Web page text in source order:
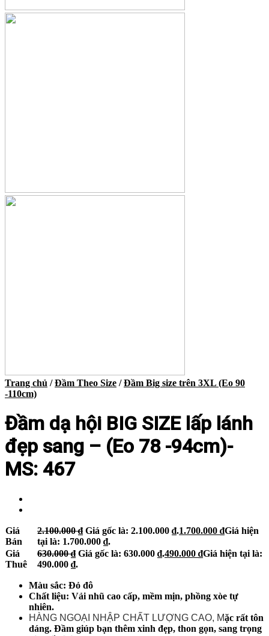
Trang chủ / Đầm Theo Size / Đầm Big size trên 3XL (Eo 90
-110cm)
Đầm dạ hội BIG SIZE lấp lánh
đẹp sang – (Eo 78 -94cm)-
MS: 467
Giá
Bán
2.100.000₫ Giá gốc là: 2.100.000 ₫.1.700.000 ₫Giá hiện
tại là: 1.700.000 ₫.
Giá
Thuê
630.000₫ Giá gốc là: 630.000 ₫.490.000 ₫Giá hiện tại là:
490.000 ₫.
Màu sắc: Đỏ đô
Chất liệu: Vải nhũ cao cấp, mềm mịn, phồng xòe tự
nhiên.
HÀNG NGOẠI NHẬP CHẤT LƯỢNG CAO, Mặc rất tôn
dáng. Đầm giúp bạn thêm xinh đẹp, thon gọn, sang trọng